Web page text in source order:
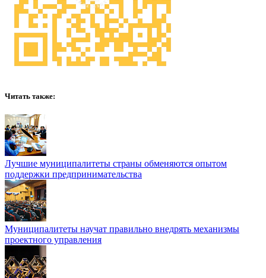
Читать также:
Лучшие муниципалитеты страны обменяются опытом
поддержки предпринимательства
Муниципалитеты научат правильно внедрять механизмы
проектного управления